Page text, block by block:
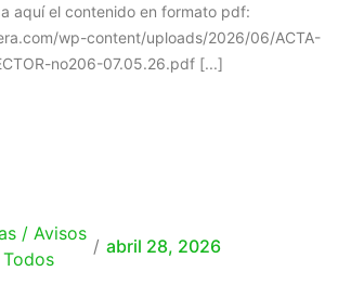
aquí el contenido en formato pdf:
wp-content/uploads/2026/06/ACTA-
no206-07.05.26.pdf [...]
/ Avisos
Todos
/ abril 28, 2026